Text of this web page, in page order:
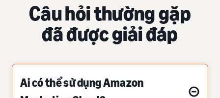
Câu hỏi thường gặp
đã được giải đáp
Ai có thể sử dụng Amazon